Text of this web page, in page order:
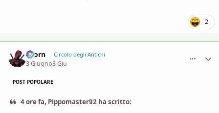
2
Zaorn Circolo degli Antichi
3 Giugno3 Giu
POST POPOLARE
4 ore fa, Pippomaster92 ha scritto: